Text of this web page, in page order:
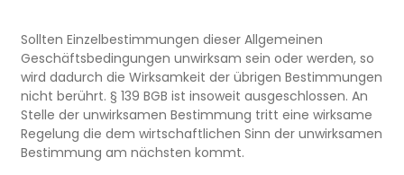
Sollten Einzelbestimmungen dieser Allgemeinen
Geschäftsbedingungen unwirksam sein oder werden, so
wird dadurch die Wirksamkeit der übrigen Bestimmungen
nicht berührt. § 139 BGB ist insoweit ausgeschlossen. An
Stelle der unwirksamen Bestimmung tritt eine wirksame
Regelung die dem wirtschaftlichen Sinn der unwirksamen
Bestimmung am nächsten kommt.